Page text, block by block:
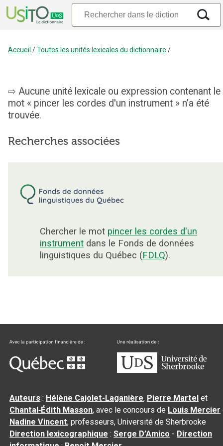
Accueil /Toutes les unités lexicales du dictionnaire /
Aucune unité lexicale ou expression contenant le
mot « pincer les cordes d'un instrument » n’a été
trouvée.
Recherches associées
Chercher le mot pincer les cordes d'un
instrument dans le Fonds de données
linguistiques du Québec (FDLQ).
Auteurs : Hélène Cajolet-Laganière, Pierre Martel et
Chantal‑Édith Masson, avec le concours de Louis Mercier
Nadine Vincent, professeurs, Université de Sherbrooke
Direction lexicographique :Serge D’Amico - Direction